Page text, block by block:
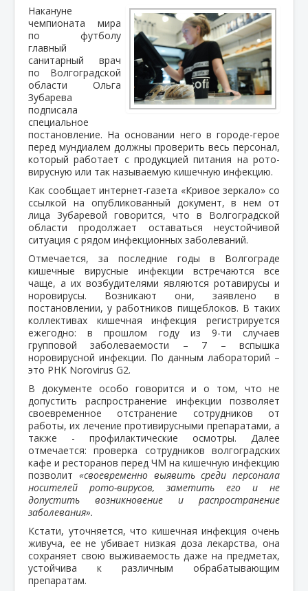
Накануне
чемпионата мира
по футболу
главный
санитарный врач
по Волгоградской
области Ольга
Зубарева
подписала
специальное
постановление. На основании него в городе-герое
перед мундиалем должны проверить весь персонал,
который работает с продукцией питания на рото-
вирусную или так называемую кишечную инфекцию.
Как сообщает интернет-газета «Кривое зеркало» со
ссылкой на опубликованный документ, в нем от
лица 3убаревой говорится, что в Волгоградской
области продолжает оставаться неустойчивой
ситуация с рядом инфекционных заболеваний.
Отмечается, за последние годы в Волгограде
кишечные вирусные инфекции встречаются все
чаще, а их возбудителями являются ротавирусы и
норовирусы. Возникают они, заявлено в
постановлении, у работников пищеблоков. В таких
коллективах кишечная инфекция регистрируется
ежегодно: в прошлом году из 9-ти случаев
групповой заболеваемости – 7 – вспышка
норовирусной инфекции. По данным лабораторий –
это РНК Norovirus G2.
В документе особо говорится и о том, что не
допустить распространение инфекции позволяет
своевременное отстранение сотрудников от
работы, их лечение противирусными препаратами, а
также - профилактические осмотры. Далее
отмечается: проверка сотрудников волгоградских
кафе и ресторанов перед ЧМ на кишечную инфекцию
позволит «своевременно выявить среди персонала
носителей рото-вирусов, заметить его и не
допустить возникновение и распространение
заболевания».
Кстати, уточняется, что кишечная инфекция очень
живуча, ее не убивает низкая доза лекарства, она
сохраняет свою выживаемость даже на предметах,
устойчива к различным обрабатывающим
препаратам.